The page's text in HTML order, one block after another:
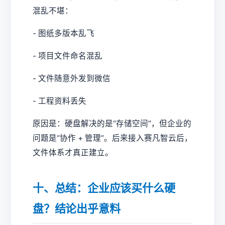
混乱不堪：
- 图纸多版本乱飞
- 项目文件命名混乱
- 文件随意外发到微信
- 工程资料丢失
原因是：硬盘解决的是“存储空间”，但企业的
问题是“协作 + 管理”。后来接入赛凡智云后，
文件体系才真正建立。
十、总结：企业应该买什么硬
盘？结论出乎意料